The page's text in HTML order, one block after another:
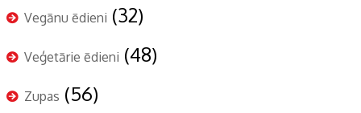
Vegānu ēdieni (32)
Veģetārie ēdieni (48)
Zupas (56)